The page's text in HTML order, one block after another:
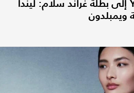
من نجمة Young Star إلى بطلة غراند سلام: ليندا
ويمبلدون